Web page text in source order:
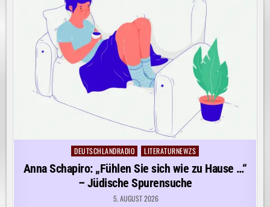
Posted
DEUTSCHLANDRADIO LITERATURNEWZS
Anna Schapiro: „Fühlen Sie sich wie zu Hause …“
– Jüdische Spurensuche
5. AUGUST 2026